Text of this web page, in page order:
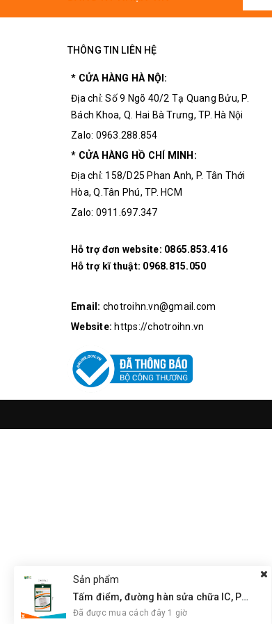
THÔNG TIN LIÊN HỆ
* CỬA HÀNG HÀ NỘI:
Địa chỉ: Số 9 Ngõ 40/2 Tạ Quang Bửu, P.
Bách Khoa, Q. Hai Bà Trưng, TP. Hà Nội
Zalo: 0963.288.854
* CỬA HÀNG HỒ CHÍ MINH:
Địa chỉ: 158/D25 Phan Anh, P. Tân Thới
Hòa, Q.Tân Phú, TP. HCM
Zalo: 0911.697.347
Hỗ trợ đơn website: 0865.853.416
Hỗ trợ kĩ thuật: 0968.815.050
Email: chotroihn.vn@gmail.com
Website: https://chotroihn.vn
Sản phẩm
Tấm điểm, đường hàn sửa chữa IC, PCB, Cảm Ứng BGA, Vân Tay Điện Thoại, Pad - Best 28 x 28mm
Đã được mua cách đây 1 giờ